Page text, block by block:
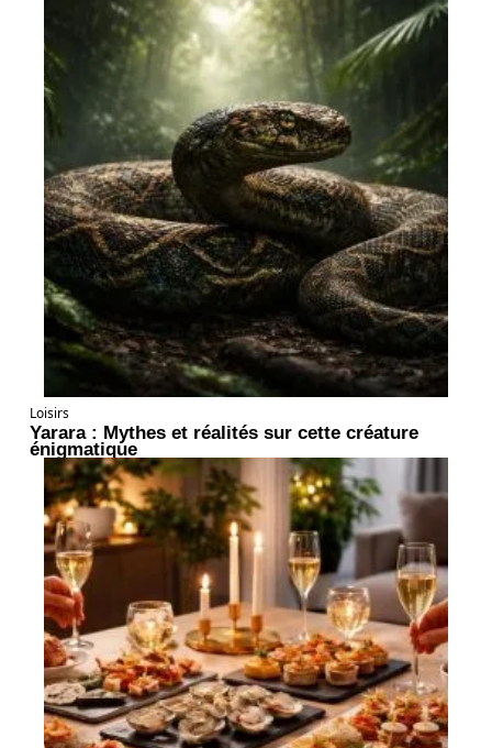
Loisirs
Yarara : Mythes et réalités sur cette créature
énigmatique